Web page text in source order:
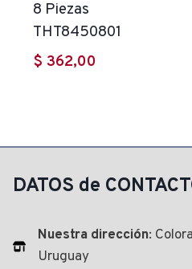
8 Piezas
THT8450801
$ 362,00
DATOS de
Nuestra dirección:
Uruguay